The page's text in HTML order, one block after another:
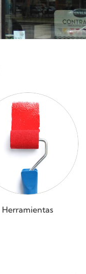
Herramientas